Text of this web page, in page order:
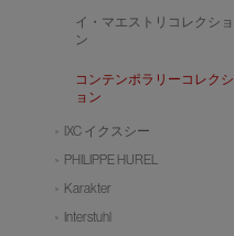
イ・マエストリコレクショ
ン
コンテンポラリーコレクシ
ョン
IXC イクスシー
PHILIPPE HUREL
Karakter
Interstuhl